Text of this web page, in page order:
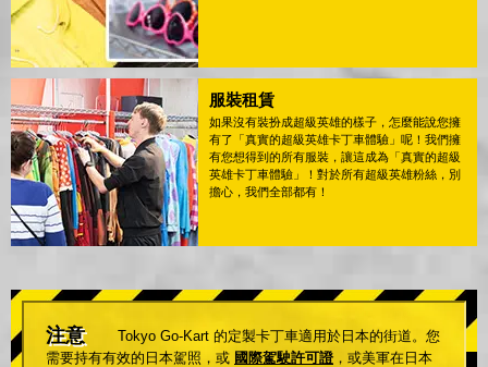
服裝租賃
如果沒有裝扮成超級英雄的樣子，怎麼能說您擁
有了「真實的超級英雄卡丁車體驗」呢！我們擁
有您想得到的所有服裝，讓這成為「真實的超級
英雄卡丁車體驗」！對於所有超級英雄粉絲，別
擔心，我們全部都有！
注意
Tokyo Go-Kart 的定製卡丁車適用於日本的街道。您
需要持有有效的日本駕照，或 國際駕駛許可證 ，或美軍在日本